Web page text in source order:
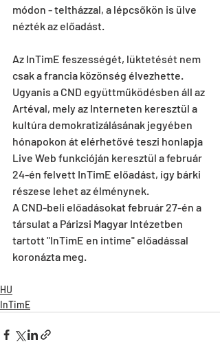
módon - teltházzal, a lépcsőkön is ülve
nézték az előadást.
Az InTimE feszességét, lüktetését nem
csak a francia közönség élvezhette.
Ugyanis a CND együttműködésben áll az
Artéval, mely az Interneten keresztül a
kultúra demokratizálásának jegyében
hónapokon át elérhetővé teszi honlapja
Live Web funkcióján keresztül a február
24-én felvett InTimE előadást, így bárki
részese lehet az élménynek.
A CND-beli előadásokat február 27-én a
társulat a Párizsi Magyar Intézetben
tartott "InTimE en intime" előadással
koronázta meg.
HU
InTimE